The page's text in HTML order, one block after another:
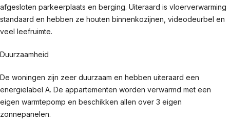
afgesloten parkeerplaats en berging. Uiteraard is vloerverwarming
standaard en hebben ze houten binnenkozijnen, videodeurbel en
veel leefruimte.
Duurzaamheid
De woningen zijn zeer duurzaam en hebben uiteraard een
energielabel A. De appartementen worden verwarmd met een
eigen warmtepomp en beschikken allen over 3 eigen
zonnepanelen.